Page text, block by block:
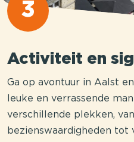
3
Activiteit en
Ga op avontuur in Aalst
leuke en verrassende
verschillende plekken,
bezienswaardigheden tot